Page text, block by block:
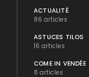
ACTUALITÉ
86 articles
ASTUCES TILOS
16 articles
COME IN VENDÉE
8 articles